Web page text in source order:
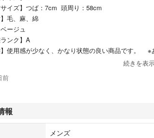
サイズ】つば：7cm 頭周り：58cm
】毛、麻、綿
ベージュ
ランク】A
】使用感が少なく、かなり状態の良い商品です。 ※
品ですので掲載写真や記載内容をご確認いただき、ご
品番 0125103003012
をご確認の上ご購入ください。
続きを表
前
報
メンズ